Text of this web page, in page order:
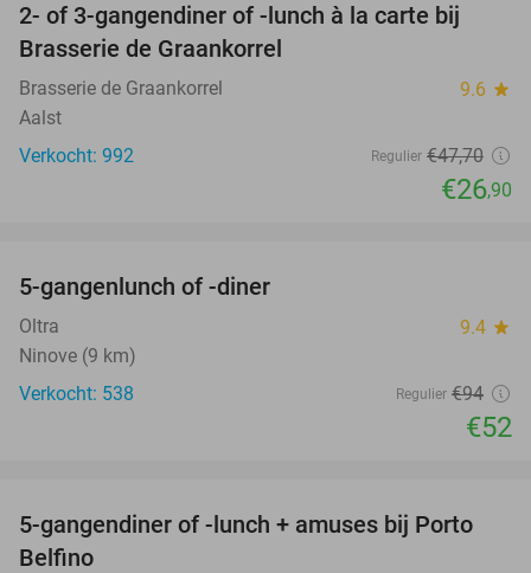
44%
2- of 3-gangendiner of -lunch à la carte bij
Brasserie de Graankorrel
Brasserie de Graankorrel 9.6 star
Aalst
Verkocht: 992
Regulier €47,70
€26,90
5-gangenlunch of -diner
Oltra 9.4 star
Ninove (9 km)
Verkocht: 538
Regulier €94
€52
33%
NEW
TODAY
5-gangendiner of -lunch + amuses bij Porto
Belfino